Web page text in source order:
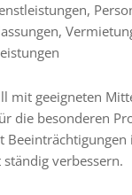
mit geeigneten
die besonderen
Beeinträchtigungen
verbessern.